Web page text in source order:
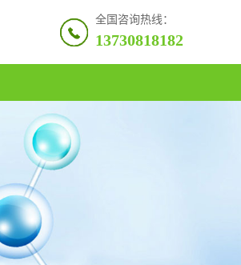
全国咨询热线：
13730818182